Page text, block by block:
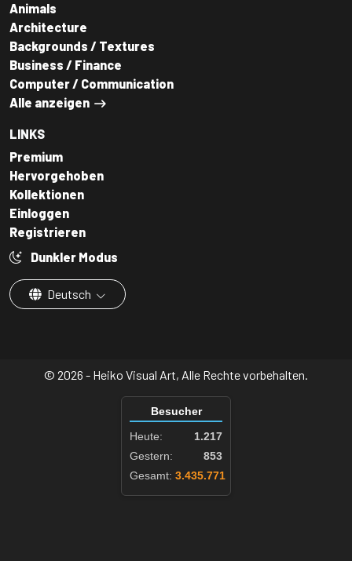
Animals
Architecture
Backgrounds / Textures
Business / Finance
Computer / Communication
Alle anzeigen
LINKS
Premium
Hervorgehoben
Kollektionen
Einloggen
Registrieren
Dunkler Modus
Deutsch
© 2026 - Heiko Visual Art, Alle Rechte vorbehalten.
Besucher
Heute:
1.217
Gestern:
853
Gesamt: 3.435.771